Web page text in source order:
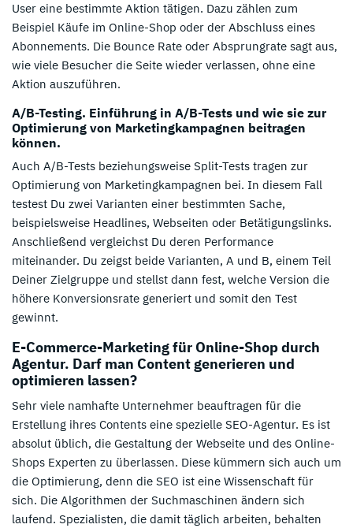
User eine bestimmte Aktion tätigen. Dazu zählen zum
Beispiel Käufe im Online-Shop oder der Abschluss eines
Abonnements. Die Bounce Rate oder Absprungrate sagt aus,
wie viele Besucher die Seite wieder verlassen, ohne eine
Aktion auszuführen.
A/B-Testing. Einführung in A/B-Tests und wie sie zur
Optimierung von Marketingkampagnen beitragen
können.
Auch A/B-Tests beziehungsweise Split-Tests tragen zur
Optimierung von Marketingkampagnen bei. In diesem Fall
testest Du zwei Varianten einer bestimmten Sache,
beispielsweise Headlines, Webseiten oder Betätigungslinks.
Anschließend vergleichst Du deren Performance
miteinander. Du zeigst beide Varianten, A und B, einem Teil
Deiner Zielgruppe und stellst dann fest, welche Version die
höhere Konversionsrate generiert und somit den Test
gewinnt.
E-Commerce-Marketing für Online-Shop durch
Agentur. Darf man Content generieren und
optimieren lassen?
Sehr viele namhafte Unternehmer beauftragen für die
Erstellung ihres Contents eine spezielle SEO-Agentur. Es ist
absolut üblich, die Gestaltung der Webseite und des Online-
Shops Experten zu überlassen. Diese kümmern sich auch um
die Optimierung, denn die SEO ist eine Wissenschaft für
sich. Die Algorithmen der Suchmaschinen ändern sich
laufend. Spezialisten, die damit täglich arbeiten, behalten